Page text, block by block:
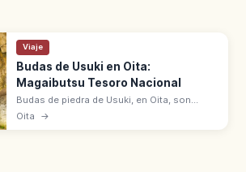
Viaje
Budas de Usuki en Oita:
Magaibutsu Tesoro Nacional
Budas de piedra de Usuki, en Oita, son
magaibutsu tallados en toba volcánica
Oita →